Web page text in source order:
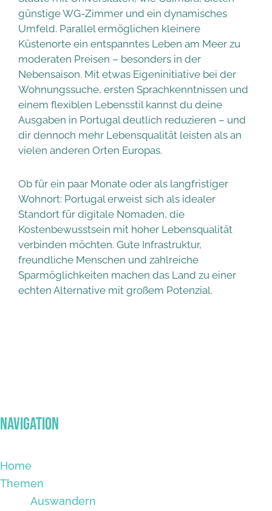
günstige WG-Zimmer und ein dynamisches
Umfeld. Parallel ermöglichen kleinere
Küstenorte ein entspanntes Leben am Meer zu
moderaten Preisen – besonders in der
Nebensaison. Mit etwas Eigeninitiative bei der
Wohnungssuche, ersten Sprachkenntnissen und
einem flexiblen Lebensstil kannst du deine
Ausgaben in Portugal deutlich reduzieren – und
dir dennoch mehr Lebensqualität leisten als an
vielen anderen Orten Europas.
Ob für ein paar Monate oder als langfristiger
Wohnort: Portugal erweist sich als idealer
Standort für digitale Nomaden, die
Kostenbewusstsein mit hoher Lebensqualität
verbinden möchten. Gute Infrastruktur,
freundliche Menschen und zahlreiche
Sparmöglichkeiten machen das Land zu einer
echten Alternative mit großem Potenzial.
Navigation
Home
Themen
Auswandern